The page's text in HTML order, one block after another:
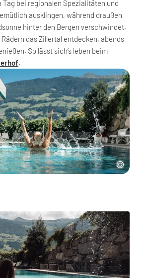
Tag bei regionalen Spezialitäten und
ausklingen, während draußen
hinter den Bergen verschwindet.
das Zillertal entdecken, abends
So lässt sich‘s leben beim
.